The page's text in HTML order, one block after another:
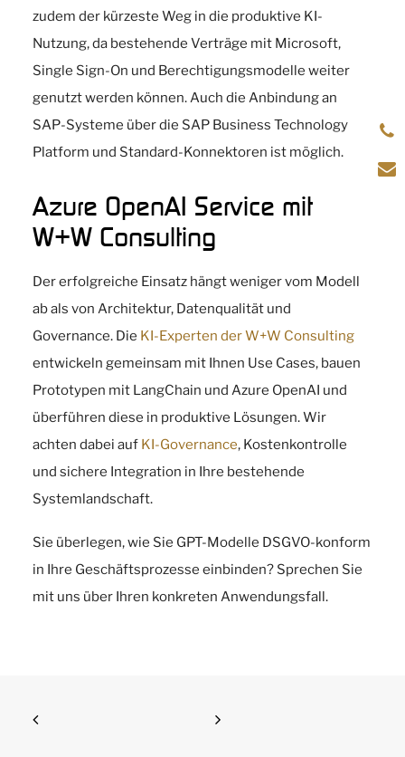
zudem der kürzeste Weg in die produktive KI-
Nutzung, da bestehende Verträge mit Microsoft,
Single Sign-On und Berechtigungsmodelle weiter
genutzt werden können. Auch die Anbindung an
SAP-Systeme über die SAP Business Technology
Platform und Standard-Konnektoren ist möglich.
Azure OpenAI Service mit
W+W Consulting
Der erfolgreiche Einsatz hängt weniger vom Modell
ab als von Architektur, Datenqualität und
Governance. Die KI-Experten der W+W Consulting
entwickeln gemeinsam mit Ihnen Use Cases, bauen
Prototypen mit LangChain und Azure OpenAI und
überführen diese in produktive Lösungen. Wir
achten dabei auf KI-Governance, Kostenkontrolle
und sichere Integration in Ihre bestehende
Systemlandschaft.
Sie überlegen, wie Sie GPT-Modelle DSGVO-konform
in Ihre Geschäftsprozesse einbinden? Sprechen Sie
mit uns über Ihren konkreten Anwendungsfall.